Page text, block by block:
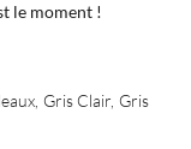
le moment !
Gris Clair, Gris